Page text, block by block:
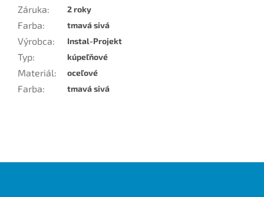
Záruka: 2 roky
Farba: tmavá sivá
Výrobca: Instal-Projekt
Typ: kúpeľňové
Materiál: oceľové
Farba: tmavá sivá